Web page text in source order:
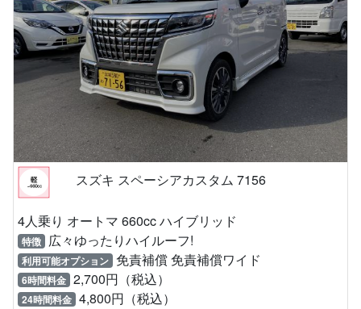
スズキ スペーシアカスタム 7156
4人乗り オートマ 660cc ハイブリッド
特徴 広々ゆったりハイルーフ!
利用可能オプション 免責補償 免責補償ワイド
6時間料金 2,700円（税込）
24時間料金 4,800円（税込）